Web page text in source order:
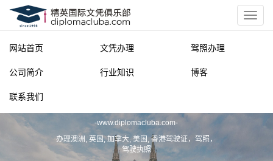
网站首页 文凭办理 驾照办理
公司简介 行业知识 博客
联系我们
-www.diplomacluba.com-
办理澳洲, 英国, 加拿大, 美国, 香港驾驶证，驾照，
驾驶执照